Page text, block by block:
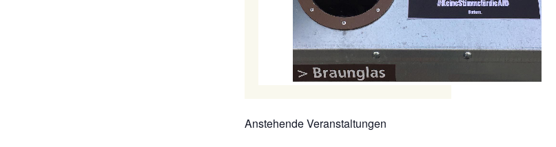
Anstehende Veranstaltungen